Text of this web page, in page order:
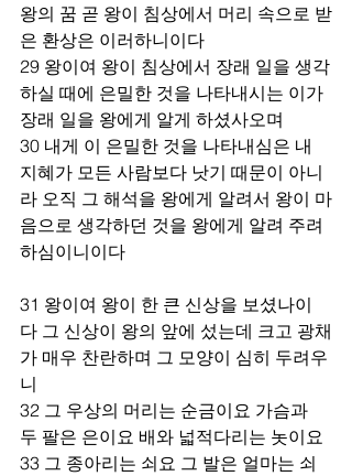
왕의 꿈 곧 왕이 침상에서 머리 속으로 받
은 환상은 이러하니이다
29 왕이여 왕이 침상에서 장래 일을 생각
하실 때에 은밀한 것을 나타내시는 이가
장래 일을 왕에게 알게 하셨사오며
30 내게 이 은밀한 것을 나타내심은 내
지혜가 모든 사람보다 낫기 때문이 아니
라 오직 그 해석을 왕에게 알려서 왕이 마
음으로 생각하던 것을 왕에게 알려 주려
하심이니이다
31 왕이여 왕이 한 큰 신상을 보셨나이
다 그 신상이 왕의 앞에 섰는데 크고 광채
가 매우 찬란하며 그 모양이 심히 두려우
니
32 그 우상의 머리는 순금이요 가슴과
두 팔은 은이요 배와 넓적다리는 놋이요
33 그 종아리는 쇠요 그 발은 얼마는 쇠